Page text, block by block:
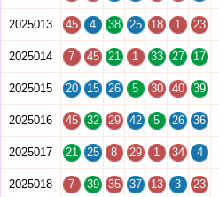
2025013 45 4 38 25 18 1 23
2025014 7 45 21 1 33 27 17
2025015 20 15 26 5 30 40 39
2025016 45 32 29 42 5 26 36
2025017 21 25 8 29 1 34 4
2025018 7 39 35 37 13 3 23